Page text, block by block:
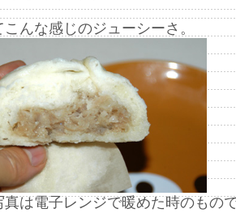
こんな感じのジューシーさ。
真は電子レンジで暖めた時のもの